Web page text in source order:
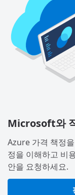
Microsoft와
Azure 가격 책정
정을 이해하고 비
안을 요청하세요.